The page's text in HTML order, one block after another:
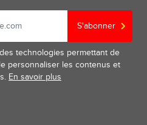
S'abonner
technologies permettant de
personnaliser les contenus et
En savoir plus